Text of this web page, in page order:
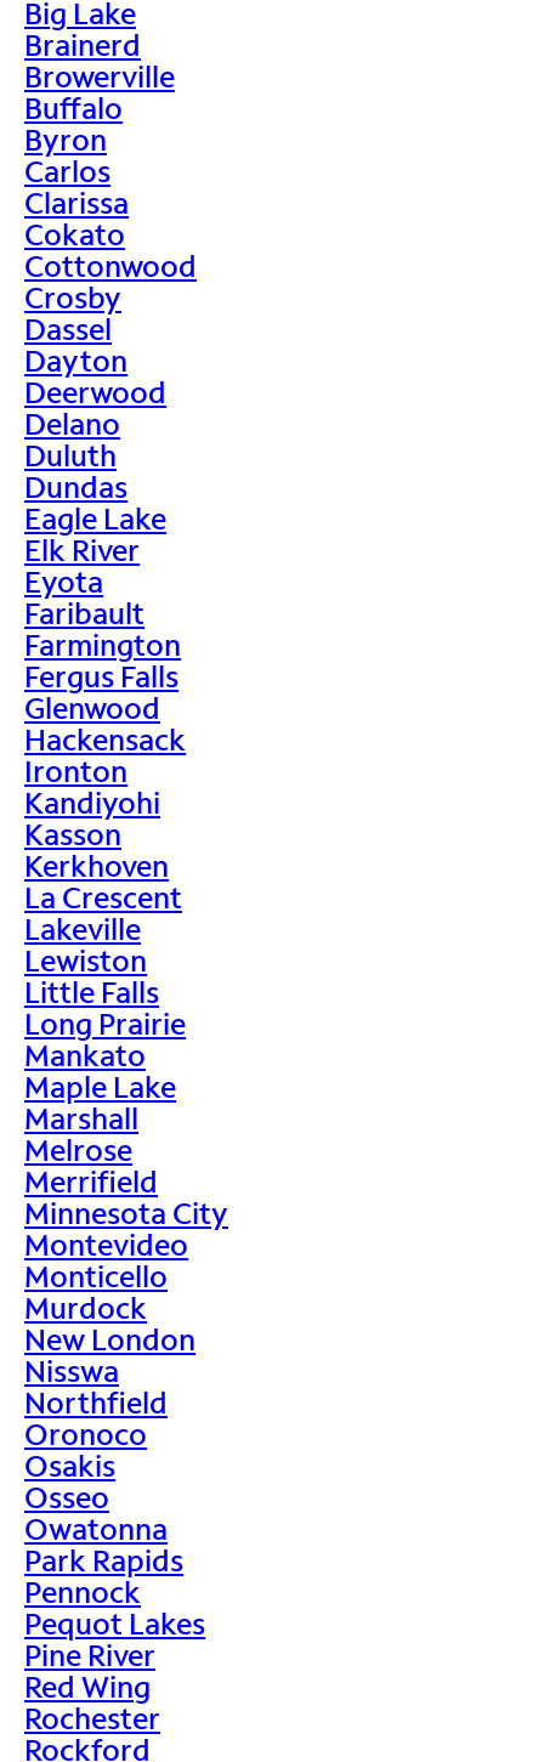
Big Lake
Brainerd
Browerville
Buffalo
Byron
Carlos
Clarissa
Cokato
Cottonwood
Crosby
Dassel
Dayton
Deerwood
Delano
Duluth
Dundas
Eagle Lake
Elk River
Eyota
Faribault
Farmington
Fergus Falls
Glenwood
Hackensack
Ironton
Kandiyohi
Kasson
Kerkhoven
La Crescent
Lakeville
Lewiston
Little Falls
Long Prairie
Mankato
Maple Lake
Marshall
Melrose
Merrifield
Minnesota City
Montevideo
Monticello
Murdock
New London
Nisswa
Northfield
Oronoco
Osakis
Osseo
Owatonna
Park Rapids
Pennock
Pequot Lakes
Pine River
Red Wing
Rochester
Rockford